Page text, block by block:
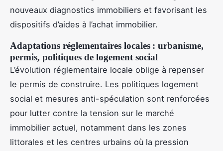
nouveaux diagnostics immobiliers et favorisant les
dispositifs d’aides à l’achat immobilier.
Adaptations réglementaires locales : urbanisme,
permis, politiques de logement social
L’évolution réglementaire locale oblige à repenser
le permis de construire. Les politiques logement
social et mesures anti-spéculation sont renforcées
pour lutter contre la tension sur le marché
immobilier actuel, notamment dans les zones
littorales et les centres urbains où la pression